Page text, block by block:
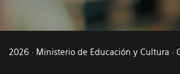
2026 · Ministerio de Educación y Cultura